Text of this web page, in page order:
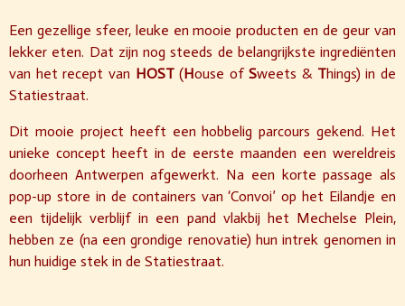
Een gezellige sfeer, leuke en mooie producten en de geur van
lekker eten. Dat zijn nog steeds de belangrijkste ingrediënten
van het recept van HOST(House ofSweets & Things) in de
Statiestraat.
Dit mooie project heeft een hobbelig parcours gekend. Het
unieke concept heeft in de eerste maanden een wereldreis
doorheen Antwerpen afgewerkt. Na een korte passage als
pop-up store in de containers van ‘Convoi’ op het Eilandje en
een tijdelijk verblijf in een pand vlakbij het Mechelse Plein,
hebben ze (na een grondige renovatie) hun intrek genomen in
hun huidige stek in de Statiestraat.